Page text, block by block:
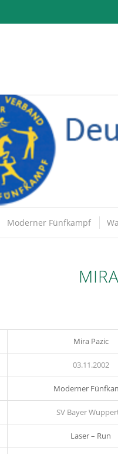
Moderner Fünfkampf
Mira Pazic
03.11.2002
Moderner
SV Bayer
Laser – Run